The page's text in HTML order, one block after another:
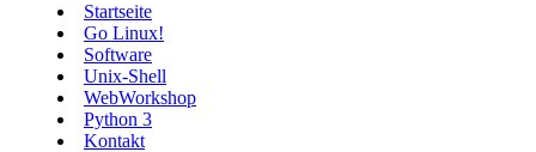
Startseite
Go Linux!
Software
Unix-Shell
WebWorkshop
Python 3
Kontakt